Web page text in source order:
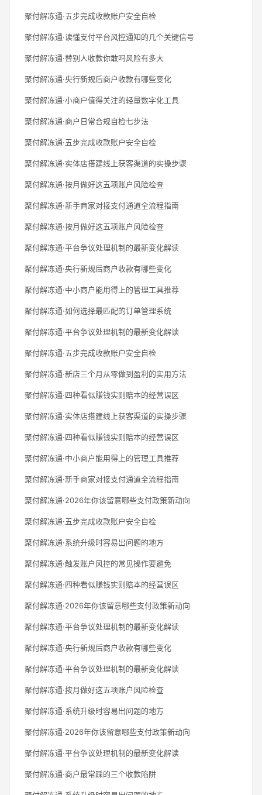
聚付解冻通·五步完成收款账户安全自检
聚付解冻通·读懂支付平台风控通知的几个关键信号
聚付解冻通·替别人收款你敢吗风险有多大
聚付解冻通·央行新规后商户收款有哪些变化
聚付解冻通·小商户值得关注的轻量数字化工具
聚付解冻通·商户日常合规自检七步法
聚付解冻通·五步完成收款账户安全自检
聚付解冻通·实体店搭建线上获客渠道的实操步骤
聚付解冻通·按月做好这五项账户风险检查
聚付解冻通·新手商家对接支付通道全流程指南
聚付解冻通·按月做好这五项账户风险检查
聚付解冻通·平台争议处理机制的最新变化解读
聚付解冻通·央行新规后商户收款有哪些变化
聚付解冻通·中小商户能用得上的管理工具推荐
聚付解冻通·如何选择最匹配的订单管理系统
聚付解冻通·平台争议处理机制的最新变化解读
聚付解冻通·五步完成收款账户安全自检
聚付解冻通·新店三个月从零做到盈利的实用方法
聚付解冻通·四种看似赚钱实则赔本的经营误区
聚付解冻通·实体店搭建线上获客渠道的实操步骤
聚付解冻通·四种看似赚钱实则赔本的经营误区
聚付解冻通·中小商户能用得上的管理工具推荐
聚付解冻通·新手商家对接支付通道全流程指南
聚付解冻通·2026年你该留意哪些支付政策新动向
聚付解冻通·五步完成收款账户安全自检
聚付解冻通·系统升级时容易出问题的地方
聚付解冻通·触发账户风控的常见操作要避免
聚付解冻通·四种看似赚钱实则赔本的经营误区
聚付解冻通·2026年你该留意哪些支付政策新动向
聚付解冻通·平台争议处理机制的最新变化解读
聚付解冻通·央行新规后商户收款有哪些变化
聚付解冻通·平台争议处理机制的最新变化解读
聚付解冻通·按月做好这五项账户风险检查
聚付解冻通·系统升级时容易出问题的地方
聚付解冻通·2026年你该留意哪些支付政策新动向
聚付解冻通·平台争议处理机制的最新变化解读
聚付解冻通·商户最常踩的三个收款陷阱